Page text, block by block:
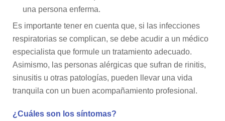
una persona enferma.
Es importante tener en cuenta que, si las infecciones
respiratorias se complican, se debe acudir a un médico
especialista que formule un tratamiento adecuado.
Asimismo, las personas alérgicas que sufran de rinitis,
sinusitis u otras patologías, pueden llevar una vida
tranquila con un buen acompañamiento profesional.
¿Cuáles son los síntomas?